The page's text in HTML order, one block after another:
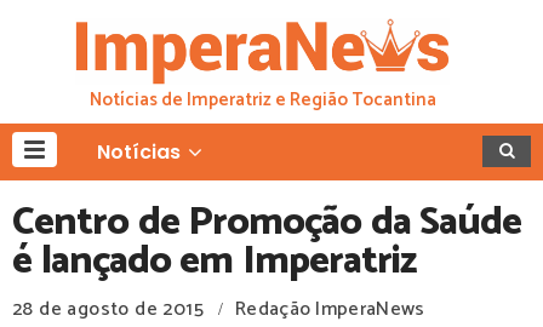
Notícias de Imperatriz e Região Tocantina
Notícias
Centro de Promoção da Saúde
é lançado em Imperatriz
28 de agosto de 2015 / Redação ImperaNews